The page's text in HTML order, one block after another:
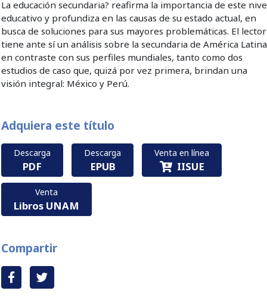
La educación secundaria? reafirma la importancia de este
educativo y profundiza en las causas de su estado actual, en
busca de soluciones para sus mayores problemáticas. El lector
tiene ante sí un análisis sobre la secundaria de América Latina
en contraste con sus perfiles mundiales, tanto como dos
estudios de caso que, quizá por vez primera, brindan una
visión integral: México y Perú.
Adquiera este título
Descarga
PDF
Descarga
EPUB
Venta en línea
IISUE
Venta
Libros UNAM
Compartir